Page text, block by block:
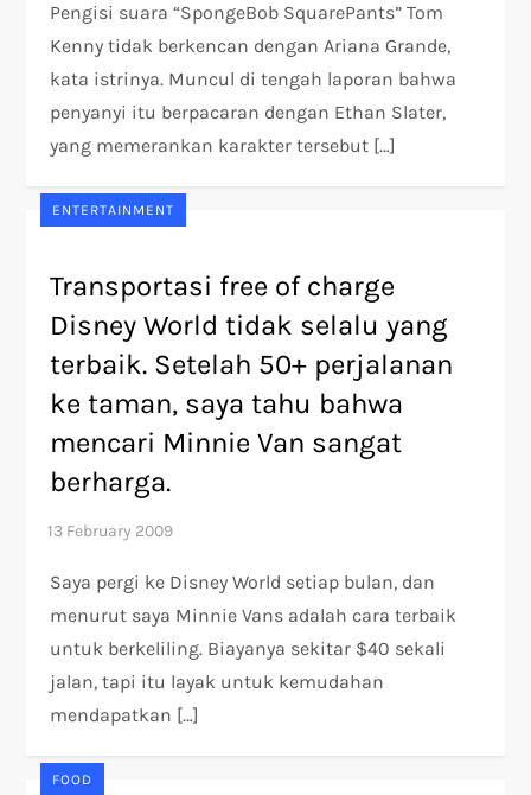
Pengisi suara “SpongeBob SquarePants” Tom
Kenny tidak berkencan dengan Ariana Grande,
kata istrinya. Muncul di tengah laporan bahwa
penyanyi itu berpacaran dengan Ethan Slater,
yang memerankan karakter tersebut […]
ENTERTAINMENT
Transportasi free of charge
Disney World tidak selalu yang
terbaik. Setelah 50+ perjalanan
ke taman, saya tahu bahwa
mencari Minnie Van sangat
berharga.
Saya pergi ke Disney World setiap bulan, dan
menurut saya Minnie Vans adalah cara terbaik
untuk berkeliling. Biayanya sekitar $40 sekali
jalan, tapi itu layak untuk kemudahan
mendapatkan […]
FOOD